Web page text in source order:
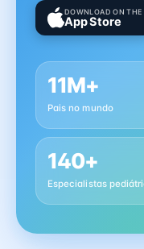
DOWNLOAD ON THE
App Store
11M+
Pais no mundo
140+
Especialistas